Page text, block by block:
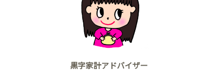
黒字家計アドバイザー